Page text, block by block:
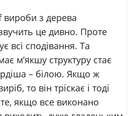
вироби з дерева
це дивно. Проте
всі сподівання. Та
м’якшу структуру стає
– білою. Якщо ж
то він тріскає і тоді
якщо все виконано